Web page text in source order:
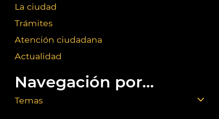
La ciudad
Trámites
Atención ciudadana
Actualidad
Navegación por...
Temas